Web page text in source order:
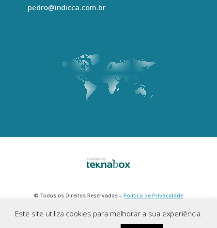
pedro@indicca.com.br
© Todos os Direitos Reservados – Política de Privacidade
Este site utiliza cookies para melhorar a sua experiência.